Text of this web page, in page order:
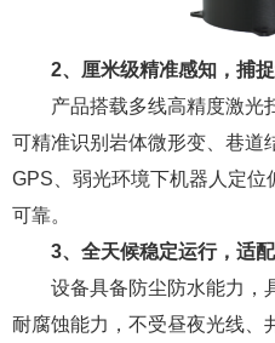
2、厘米级精准感知，捕
产品搭载多线高精度激光
可精准识别岩体微形变、巷道
GPS、弱光环境下机器人定
可靠。
3、 全天候稳定运行，适配
设备具备防尘防水能力，
耐腐蚀能力，不受昼夜光线、